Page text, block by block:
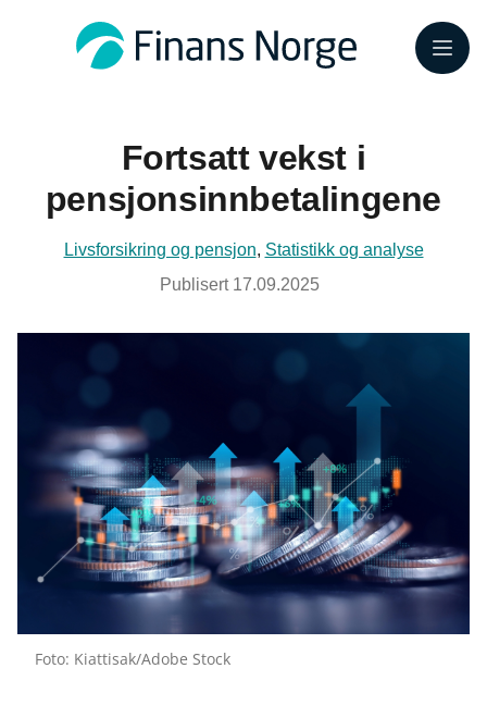
Meny
Fortsatt vekst i
pensjonsinnbetalingene
Livsforsikring og pensjon, Statistikk og analyse
Publisert 17.09.2025
Foto: Kiattisak/Adobe Stock